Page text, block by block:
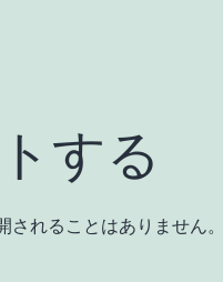
する
されることはありません。